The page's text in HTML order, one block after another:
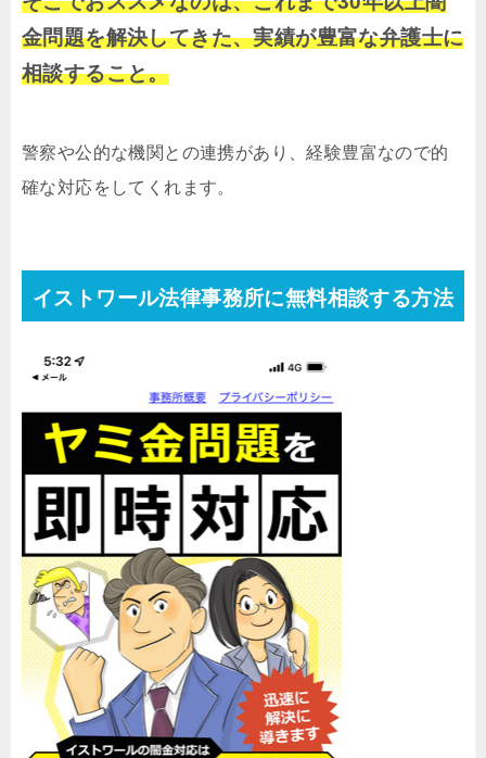
金問題を解決してきた、実績が豊富な弁護士に
相談すること。
警察や公的な機関との連携があり、経験豊富なので的
確な対応をしてくれます。
イストワール法律事務所に無料相談する方法